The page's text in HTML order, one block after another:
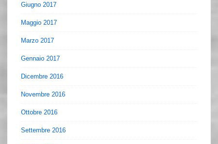
Giugno 2017
Maggio 2017
Marzo 2017
Gennaio 2017
Dicembre 2016
Novembre 2016
Ottobre 2016
Settembre 2016